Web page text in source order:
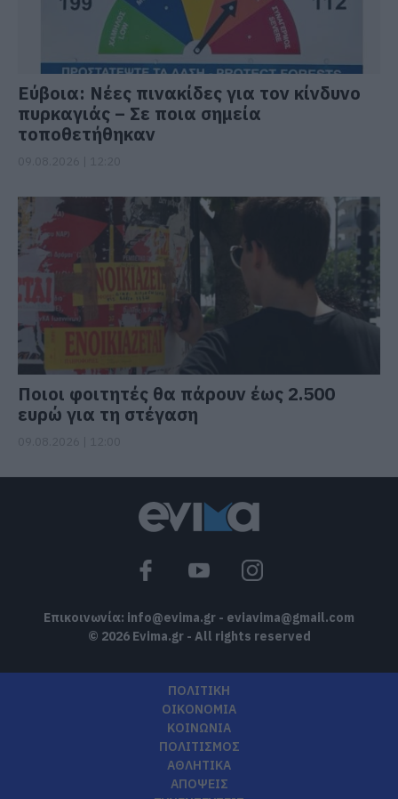
Εύβοια: Νέες πινακίδες για τον κίνδυνο
πυρκαγιάς – Σε ποια σημεία
τοποθετήθηκαν
Ποιοι φοιτητές θα πάρουν έως 2.500
ευρώ για τη στέγαση
Επικοινωνία: info@evima.gr - eviavima@gmail.com
© 2026 Evima.gr - All rights reserved
ΠΟΛΙΤΙΚΗ
ΟΙΚΟΝΟΜΙΑ
ΚΟΙΝΩΝΙΑ
ΠΟΛΙΤΙΣΜΟΣ
ΑΘΛΗΤΙΚΑ
ΑΠΟΨΕΙΣ